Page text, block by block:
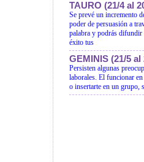
TAURO (21/4 al
Se prevé un incremento
poder de persuasión a
palabra y podrás difundir
éxito tus
GEMINIS (21/5 al
Persisten algunas
laborales. El funcionar
o insertarte en un grupo,